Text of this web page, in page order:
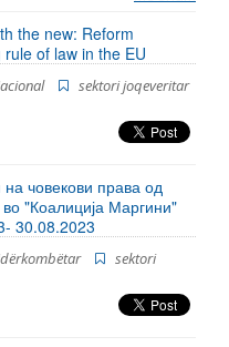
për anëtarësim
e që ka përjetuar
the new: Reform
of law in the EU
sektori joqeveritar
човекови права од
"Коалиција Маргини"
30.08.2023
sektori